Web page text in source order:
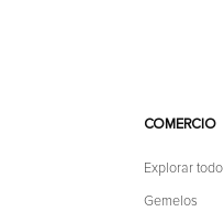
COMERCIO
Explorar todo
Gemelos